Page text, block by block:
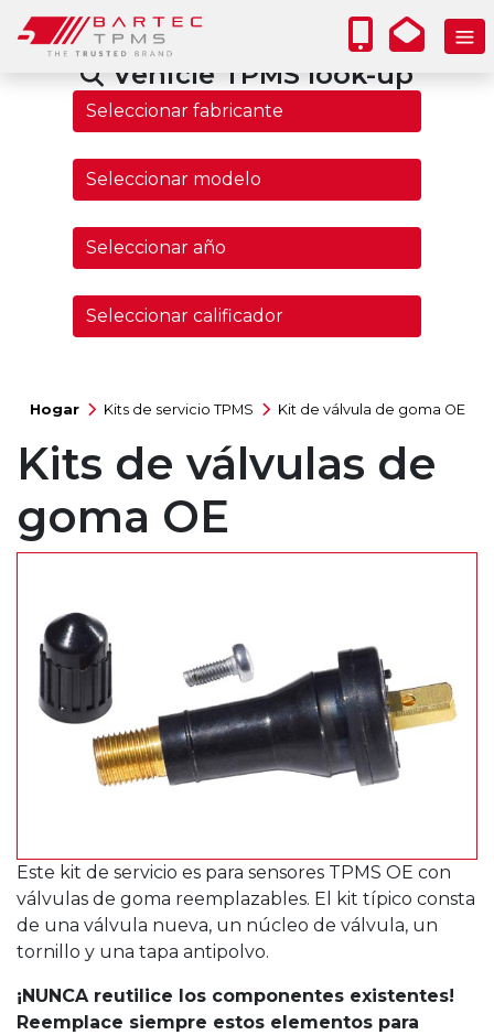
Vehicle TPMS look-up
Hogar Kits de servicio TPMS Kit de válvula de goma OE
Kits de válvulas de
goma OE
Este kit de servicio es para sensores TPMS OE con
válvulas de goma reemplazables. El kit típico consta
de una válvula nueva, un núcleo de válvula, un
tornillo y una tapa antipolvo.
¡NUNCA reutilice los componentes existentes!
Reemplace siempre estos elementos para